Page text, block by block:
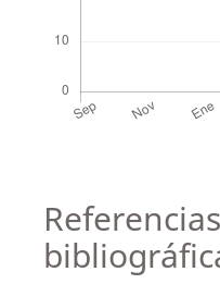
Referencias